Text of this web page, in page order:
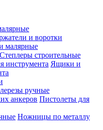
и воротки
малярные
Степлеры строительные
Ящики и
ручные
Пистолеты для
Ножницы по металлу